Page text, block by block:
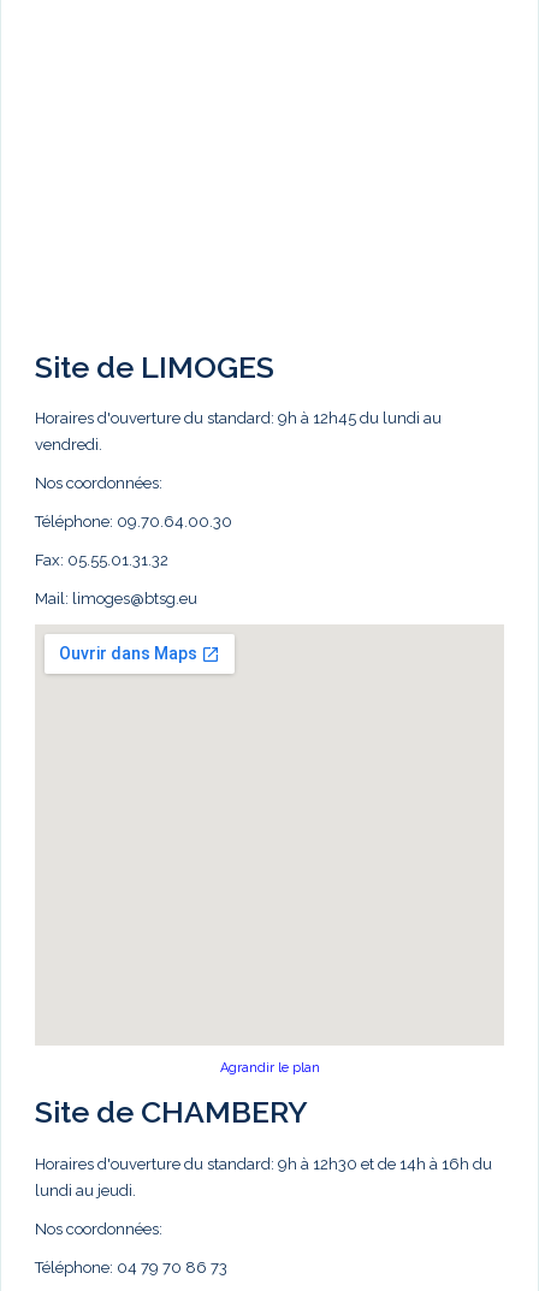
Site de LIMOGES
Horaires d'ouverture du standard: 9h à 12h45 du lundi au
vendredi.
Nos coordonnées:
Téléphone: 09.70.64.00.30
Fax: 05.55.01.31.32
Mail: limoges@btsg.eu
Agrandir le plan
Site de CHAMBERY
Horaires d'ouverture du standard: 9h à 12h30 et de 14h à 16h du
lundi au jeudi.
Nos coordonnées:
Téléphone: 04 79 70 86 73